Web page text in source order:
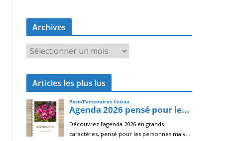
Archives
r
c
i
v
e
s
Articles les plus lus